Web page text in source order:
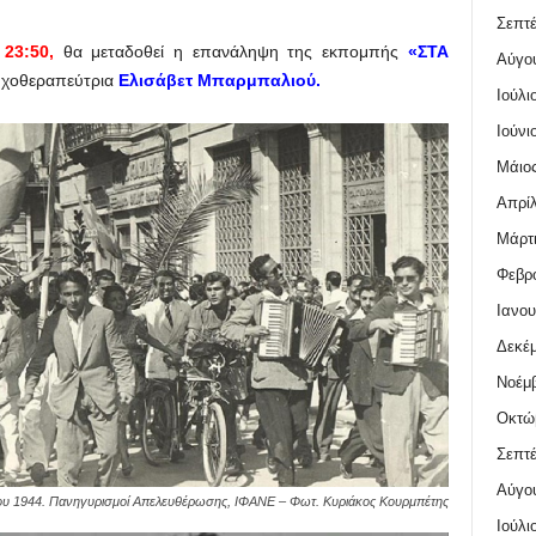
23:50, θα μεταδοθεί η επανάληψη της εκπομπής «ΣΤΑ
Ελισάβετ Μπαρμπαλιού.
1944. Πανηγυρισμοί Απελευθέρωσης, ΙΦΑΝΕ – Φωτ. Κυριάκος Κουρμπέτης